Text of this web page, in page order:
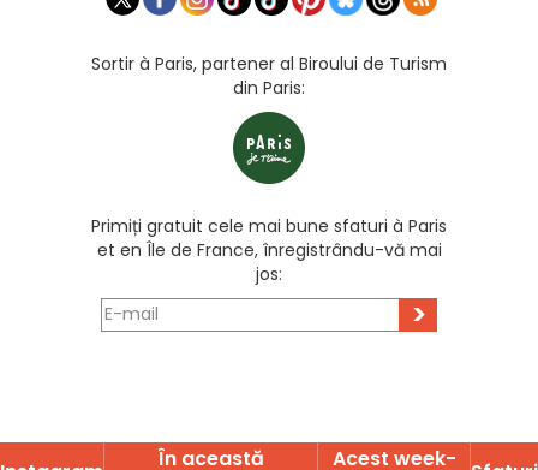
Sortir à Paris, partener al Biroului de Turism
din Paris:
Primiți gratuit cele mai bune sfaturi à Paris
et en Île de France, înregistrându-vă mai
jos:
>
În această Acest week-